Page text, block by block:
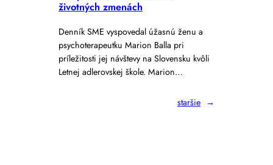
životných zmenách
Denník SME vyspovedal úžasnú ženu a
psychoterapeutku Marion Balla pri
príležitosti jej návštevy na Slovensku kvôli
Letnej adlerovskej škole. Marion…
staršie →